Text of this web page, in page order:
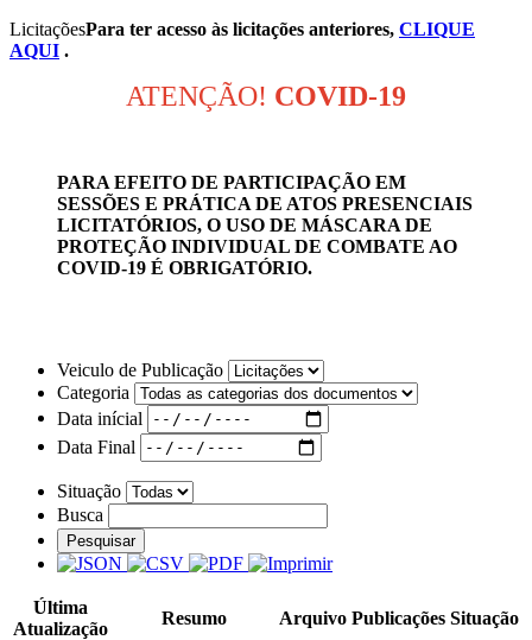
LicitaçõesPara ter acesso às licitações anteriores, CLIQUE
AQUI .
ATENÇÃO! COVID-19
PARA EFEITO DE PARTICIPAÇÃO EM
SESSÕES E PRÁTICA DE ATOS PRESENCIAIS
LICITATÓRIOS, O USO DE MÁSCARA DE
PROTEÇÃO INDIVIDUAL DE COMBATE AO
COVID-19 É OBRIGATÓRIO.
Veiculo de Publicação
Categoria
Data inícial
Data Final
Situação
Busca
Pesquisar
Última
Atualização
Resumo Arquivo Publicações Situação